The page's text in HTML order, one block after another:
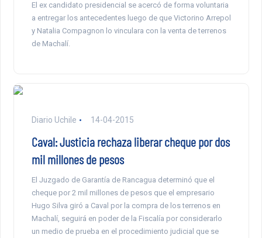
El ex candidato presidencial se acercó de forma voluntaria
a entregar los antecedentes luego de que Victorino Arrepol
y Natalia Compagnon lo vinculara con la venta de terrenos
de Machalí.
Diario Uchile 14-04-2015
Caval: Justicia rechaza liberar cheque por dos
mil millones de pesos
El Juzgado de Garantía de Rancagua determinó que el
cheque por 2 mil millones de pesos que el empresario
Hugo Silva giró a Caval por la compra de los terrenos en
Machalí, seguirá en poder de la Fiscalía por considerarlo
un medio de prueba en el procedimiento judicial que se